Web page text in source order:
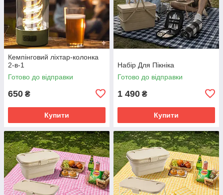
Кемпінговий ліхтар-колонка
2-в-1
Готово до відправки
650 ₴
Купити
Набір Для Пікніка
Готово до відправки
1 490 ₴
Купити